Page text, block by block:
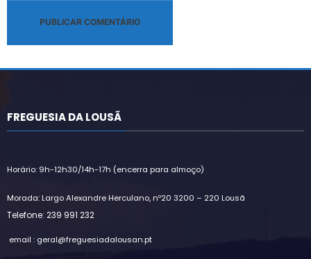
FREGUESIA DA LOUSÃ
Horário: 9h-12h30/14h-17h (encerra para almoço)
Morada: Largo Alexandre Herculano, nº20 3200 – 220 Lousã
Telefone: 239 991 232
email : geral@freguesiadalousan.pt